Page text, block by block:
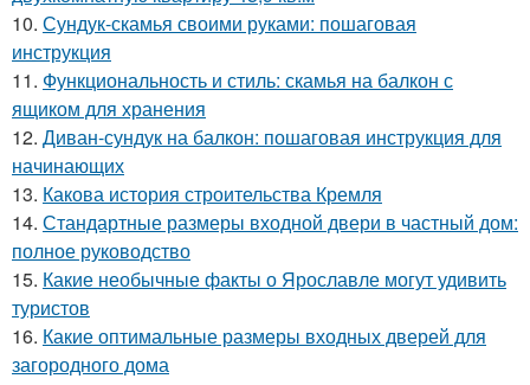
10. Сундук-скамья своими руками: пошаговая
инструкция
11. Функциональность и стиль: скамья на балкон с
ящиком для хранения
12. Диван-сундук на балкон: пошаговая инструкция для
начинающих
13. Какова история строительства Кремля
14. Стандартные размеры входной двери в частный дом:
полное руководство
15. Какие необычные факты о Ярославле могут удивить
туристов
16. Какие оптимальные размеры входных дверей для
загородного дома